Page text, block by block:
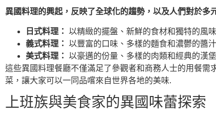
異國料理的興起，反映了全球化的趨勢，以及人們對於多
日式料理： 以精緻的擺盤、新鮮的食材和獨特的風
義式料理： 以豐富的口味、多樣的麵食和濃鬱的醬
美式料理： 以豪邁的份量、多樣的肉類和經典的漢
這些異國料理餐廳不僅滿足了參觀者和商務人士的用餐
菜，讓大家可以一同品嚐來自世界各地的美味.
上班族與美食家的異國味蕾探索